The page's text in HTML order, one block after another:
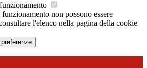
non possono essere
l'elenco nella pagina della cookie